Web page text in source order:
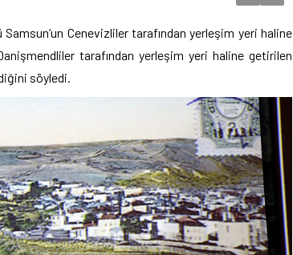
Cenevizliler tarafından yerleşim yeri haline
tarafından yerleşim yeri haline getirilen
söyledi.